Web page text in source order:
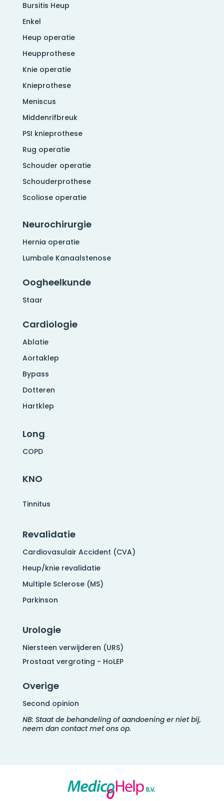
Bursitis Heup
Enkel
Heup operatie
Heupprothese
Knie operatie
Knieprothese
Meniscus
Middenrifbreuk
PSI knieprothese
Rug operatie
Schouder operatie
Schouderprothese
Scoliose operatie
Neurochirurgie
Hernia operatie
Lumbale Kanaalstenose
Oogheelkunde
Staar
Cardiologie
Ablatie
Aortaklep
Bypass
Dotteren
Hartklep
Long
COPD
KNO
Tinnitus
Revalidatie
Cardiovasulair Accident (CVA)
Heup/knie revalidatie
Multiple Sclerose (MS)
Parkinson
Urologie
Niersteen verwijderen (URS)
Prostaat vergroting - HoLEP
Overige
Second opinion
NB: Staat de behandeling of aandoening er niet bij,
neem dan contact met ons op.